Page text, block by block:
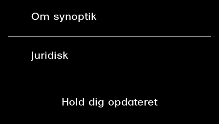
Spørgsmål & svar (FAQ)
Brilleabonnement All-Inclusive™
Brillerens
Om synoptik
Juridisk
Cookiepolitik
Hold dig opdateret